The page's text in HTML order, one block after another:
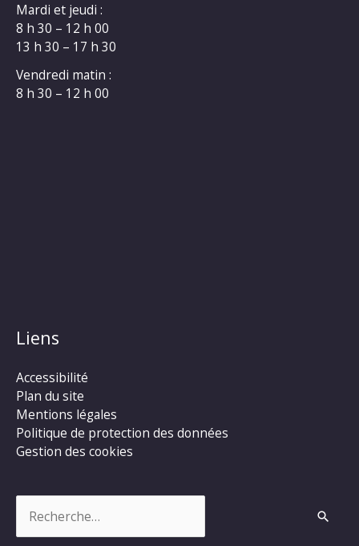
Mardi et jeudi :
8 h 30 – 12 h 00
13 h 30 – 17 h 30
Vendredi matin :
8 h 30 – 12 h 00
Liens
Accessibilité
Plan du site
Mentions légales
Politique de protection des données
Gestion des cookies